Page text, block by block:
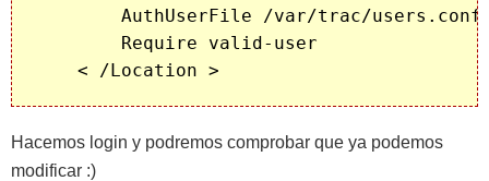
        AuthUserFile /var/trac/users.conf
        Require valid-user
Hacemos login y podremos comprobar que ya podemos
modificar :)